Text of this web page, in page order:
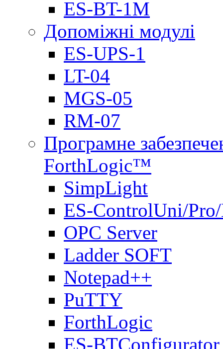
ES-BT-1M
Допоміжні модулі
ES-UPS-1
LT-04
МGS-05
RM-07
Програмне
ForthLogic™
SimpLight
ES-ControlUni/
OPC Server
Ladder SOFT
Notepad++
PuTTY
ForthLogic
ES-BTConfigurator